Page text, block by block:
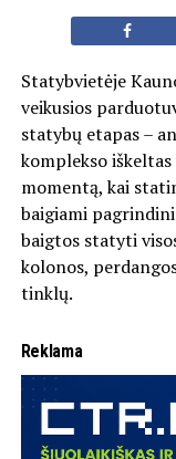
Statybvietėje
veikusios
statybų etapas –
komplekso
momentą, kai
baigiami
baigtos statyti
kolonos,
tinklų.
Reklama